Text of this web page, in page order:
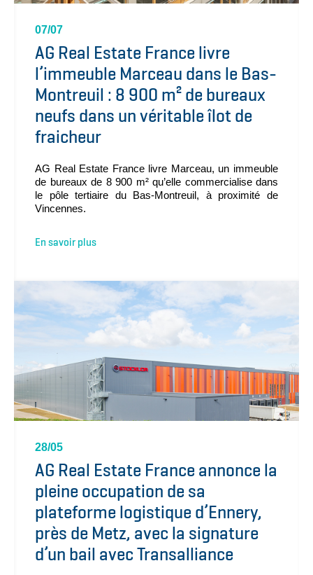
07/07
AG Real Estate France livre
l’immeuble Marceau dans le Bas-
Montreuil : 8 900 m² de bureaux
neufs dans un véritable îlot de
fraicheur
AG Real Estate France livre Marceau, un immeuble
de bureaux de 8 900 m² qu’elle commercialise dans
le pôle tertiaire du Bas-Montreuil, à proximité de
Vincennes.
En savoir plus
28/05
AG Real Estate France annonce la
pleine occupation de sa
plateforme logistique d’Ennery,
près de Metz, avec la signature
d’un bail avec Transalliance